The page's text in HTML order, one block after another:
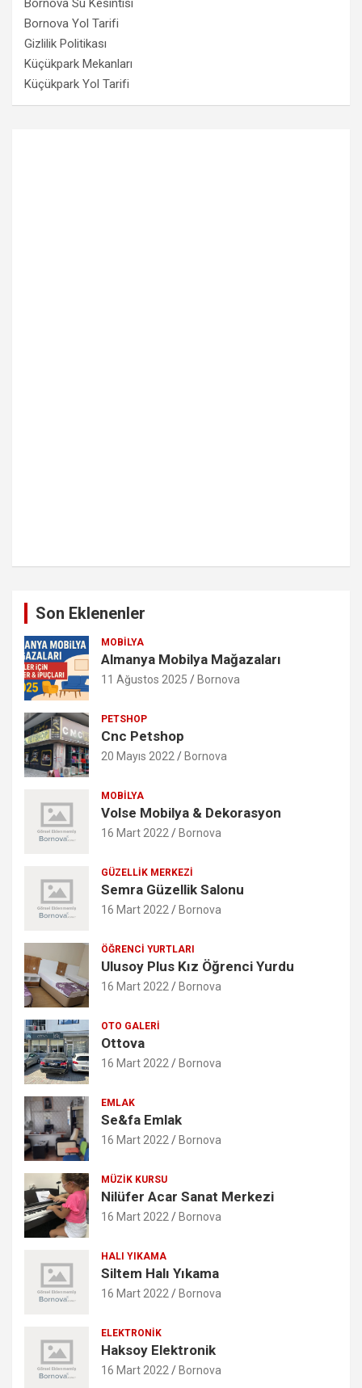
Bornova Su Kesintisi
Bornova Yol Tarifi
Gizlilik Politikası
Küçükpark Mekanları
Küçükpark Yol Tarifi
Son Eklenenler
MOBILYA
Almanya Mobilya Mağazaları
11 Ağustos 2025 Bornova
PETSHOP
Cnc Petshop
20 Mayıs 2022 Bornova
MOBILYA
Volse Mobilya & Dekorasyon
16 Mart 2022 Bornova
GÜZELLIK MERKEZI
Semra Güzellik Salonu
16 Mart 2022 Bornova
ÖĞRENCI YURTLARI
Ulusoy Plus Kız Öğrenci Yurdu
16 Mart 2022 Bornova
OTO GALERI
Ottova
16 Mart 2022 Bornova
EMLAK
Se&fa Emlak
16 Mart 2022 Bornova
MÜZIK KURSU
Nilüfer Acar Sanat Merkezi
16 Mart 2022 Bornova
HALI YIKAMA
Siltem Halı Yıkama
16 Mart 2022 Bornova
ELEKTRONIK
Haksoy Elektronik
16 Mart 2022 Bornova